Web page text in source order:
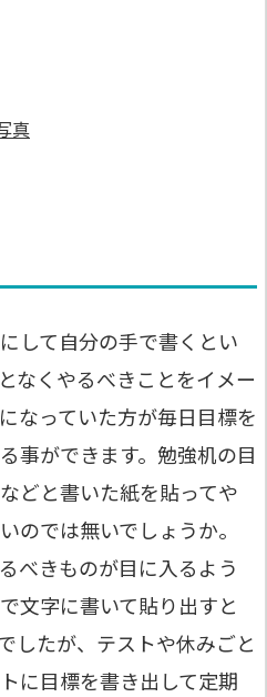
真
して自分の手で書くとい
なくやるべきことをイメー
なっていた方が毎日目標を
事ができます。勉強机の目
どと書いた紙を貼ってや
のでは無いでしょうか。
べきものが目に入るよう
文字に書いて貼り出すと
したが、テストや休みごと
に目標を書き出して定期